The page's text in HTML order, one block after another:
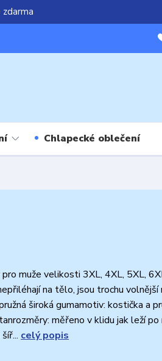
Chlapecké oblečení
muže velikosti 3XL, 4XL, 5XL,
na tělo, jsou trochu volnější
široká gumamotiv: kostička a
měřeno v klidu jak leží po
celý popis